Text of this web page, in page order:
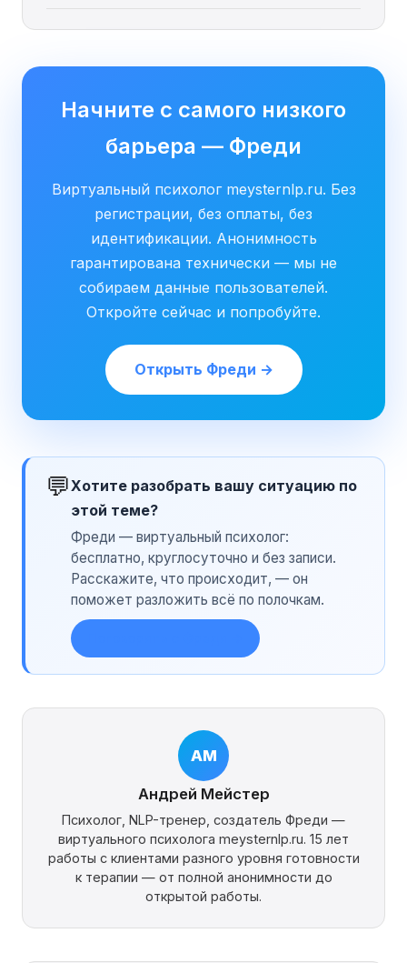
Начните с самого низкого
барьера — Фреди
Виртуальный психолог meysternlp.ru. Без
регистрации, без оплаты, без
идентификации. Анонимность
гарантирована технически — мы не
собираем данные пользователей.
Откройте сейчас и попробуйте.
Открыть Фреди →
💬Хотите разобрать вашу ситуацию по
этой теме?
Фреди — виртуальный психолог:
бесплатно, круглосуточно и без записи.
Расскажите, что происходит, — он
поможет разложить всё по полочкам.
АМ
Андрей Мейстер
Психолог, NLP-тренер, создатель Фреди —
виртуального психолога meysternlp.ru. 15 лет
работы с клиентами разного уровня готовности
к терапии — от полной анонимности до
открытой работы.